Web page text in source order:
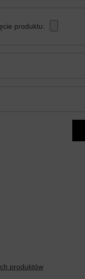
produktu:
produktów